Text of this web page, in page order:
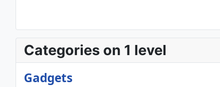
Categories on 1 level
Gadgets